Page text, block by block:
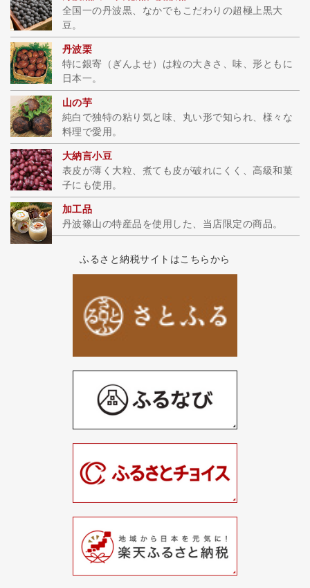
全国一の丹波黒、なかでもこだわりの超極上黒大
豆。
丹波栗
特に銀寄（ぎんよせ）は粒の大きさ、味、形ともに
日本一。
山の芋
純白で独特の粘り気と味、丸い形で知られ、様々な
料理で愛用。
大納言小豆
表皮が薄く大粒、煮ても皮が破れにくく、高級和菓
子にも使用。
加工品
丹波篠山の特産品を使用した、当店限定の商品。
ふるさと納税サイトはこちらから